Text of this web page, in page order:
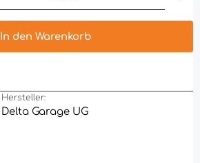
In den Warenkorb
Hersteller:
Delta Garage UG